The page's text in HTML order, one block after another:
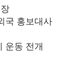
국 홍보대사
운동 전개